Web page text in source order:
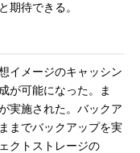
期待できる。
イメージのキャッシン
が可能になった。ま
実施された。バックア
までバックアップを実
クトストレージの